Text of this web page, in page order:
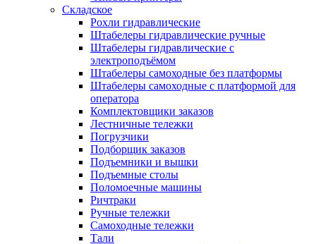
Складское
Рохли гидравлические
Штабелеры гидравлические ручные
Штабелеры гидравлические с
электроподъёмом
Штабелеры самоходные без платформы
Штабелеры самоходные с платформой для
оператора
Комплектовщики заказов
Лестничные тележки
Погрузчики
Подборщик заказов
Подъемники и вышки
Подъемные столы
Поломоечные машины
Ричтраки
Ручные тележки
Самоходные тележки
Тали